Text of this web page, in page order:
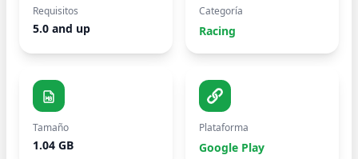
Requisitos
5.0 and up
Categoría
Racing
Tamaño
1.04 GB
Plataforma
Google Play